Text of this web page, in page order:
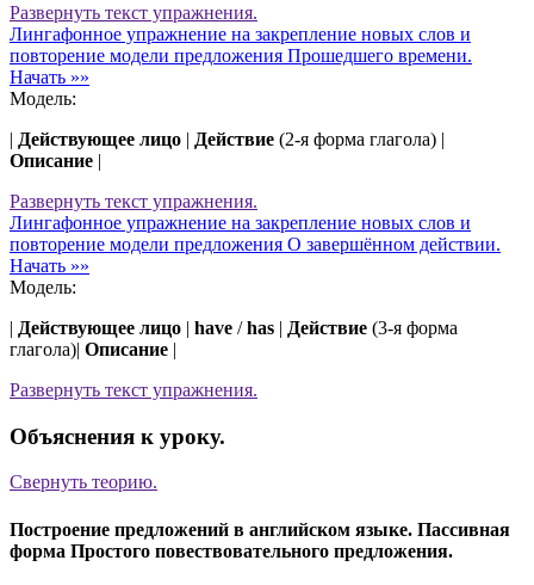
Развернуть текст упражнения.
Лингафонное упражнение на закрепление новых слов и
повторение модели предложения Прошедшего времени.
Начать »»
Модель:
| Действующее лицо | Действие (2-я форма глагола) |
Описание |
Развернуть текст упражнения.
Лингафонное упражнение на закрепление новых слов и
повторение модели предложения О завершённом действии.
Начать »»
Модель:
| Действующее лицо | have /has | Действие (3-я форма
глагола)| Описание |
Развернуть текст упражнения.
Объяснения к уроку.
Свернуть теорию.
Построение предложений в английском языке. Пассивная
форма Простого повествовательного предложения.